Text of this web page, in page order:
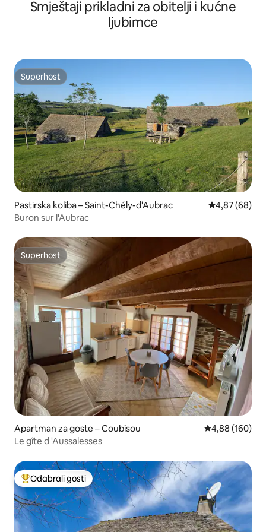
Smještaji prikladni za obitelji i kućne
ljubimce
Superhost
Superhost
Pastirska koliba – Saint-Chély-d'Aubrac Prosječna
4,87 (68)
Buron sur l'Aubrac
Superhost
Superhost
Apartman za goste – Coubisou Prosječna
4,88 (160)
Le gîte d 'Aussalesses
Među najviše rangiranima s oznakom „Odabrali gosti”
Odabrali gosti